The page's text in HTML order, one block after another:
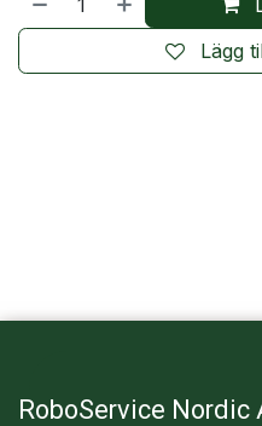
Lägg
RoboService Nordic